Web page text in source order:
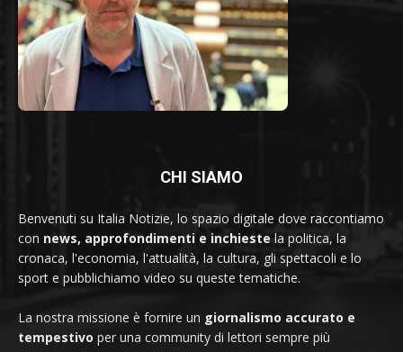
CHI SIAMO
Benvenuti su Italia Notizie, lo spazio digitale dove raccontiamo
con news, approfondimenti e inchieste la politica, la
cronaca, l'economia, l'attualità, la cultura, gli spettacoli e lo
sport e pubblichiamo video su queste tematiche.
La nostra missione è fornire un giornalismo accurato e
tempestivo per una community di lettori sempre più